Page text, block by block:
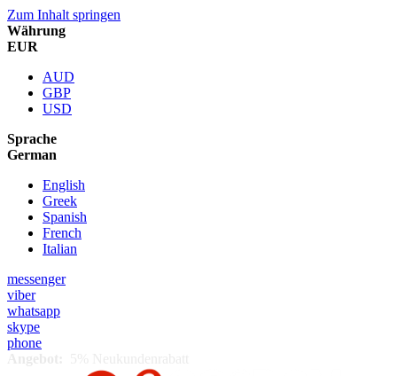
Zum Inhalt springen
Währung
EUR
AUD
GBP
USD
Sprache
German
English
Greek
Spanish
French
Italian
messenger
viber
whatsapp
skype
phone